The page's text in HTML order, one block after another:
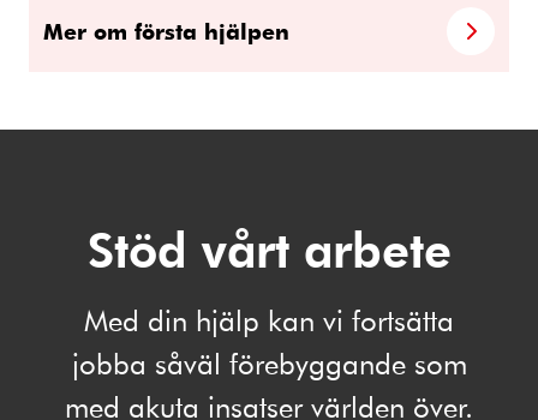
Mer om första hjälpen
Stöd vårt arbete
Med din hjälp kan vi fortsätta
jobba såväl förebyggande som
med akuta insatser världen över.